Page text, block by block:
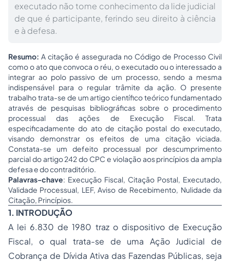
executado não tome conhecimento da lide judicial
de que é participante, ferindo seu direito à ciência
e à defesa.
Resumo: A citação é assegurada no Código de Processo Civil
como o ato que convoca o réu, o executado ou o interessado a
integrar ao polo passivo de um processo, sendo a mesma
indispensável para o regular trâmite da ação. O presente
trabalho trata-se de um artigo científico teórico fundamentado
através de pesquisas bibliográficas sobre o procedimento
processual das ações de Execução Fiscal. Trata
especificadamente do ato de citação postal do executado,
visando demonstrar os efeitos de uma citação viciada.
Constata-se um defeito processual por descumprimento
parcial do artigo 242 do CPC e violação aos princípios da ampla
defesa e do contraditório.
Palavras-chave: Execução Fiscal, Citação Postal, Executado,
Validade Processual, LEF, Aviso de Recebimento, Nulidade da
Citação, Princípios.
1. INTRODUÇÃO
A lei 6.830 de 1980 traz o dispositivo de Execução
Fiscal, o qual trata-se de uma Ação Judicial de
Cobrança de Dívida Ativa das Fazendas Públicas, seja